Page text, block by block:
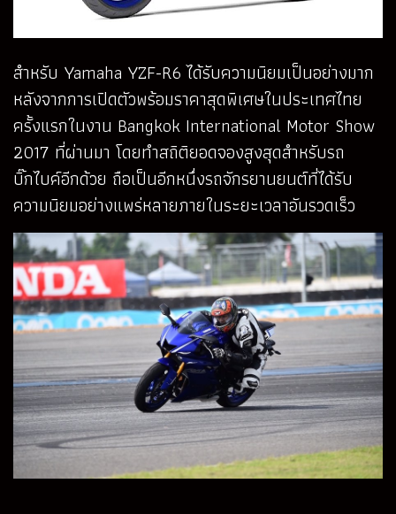
สำหรับ Yamaha YZF-R6 ได้รับความนิยมเป็นอย่างมาก
หลังจากการเปิดตัวพร้อมราคาสุดพิเศษในประเทศไทย
ครั้งแรกในงาน Bangkok International Motor Show
2017 ที่ผ่านมา โดยทำสถิติยอดจองสูงสุดสำหรับรถ
บิ๊กไบค์อีกด้วย ถือเป็นอีกหนึ่งรถจักรยานยนต์ที่ได้รับ
ความนิยมอย่างแพร่หลายภายในระยะเวลาอันรวดเร็ว